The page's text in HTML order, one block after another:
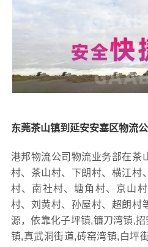
东莞茶山镇到延安安塞区物流
港邦物流公司物流业务部在茶
村、茶山村、下朗村、横江村
村、南社村、塘角村、京山
村、刘黄村、孙屋村、超朗村
源，依靠化子坪镇,镰刀湾镇,
镇,真武洞街道,砖窑湾镇,白坪